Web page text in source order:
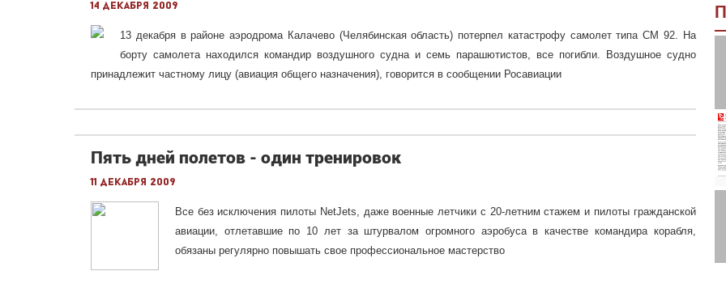
14 декабря 2009
13 декабря в районе аэродрома Калачево (Челябинская область) потерпел катастрофу самолет типа СМ 92. На
борту самолета находился командир воздушного судна и семь парашютистов, все погибли. Воздушное судно
принадлежит частному лицу (авиация общего назначения), говорится в сообщении Росавиации
Пять дней полетов - один тренировок
11 декабря 2009
Все без исключения пилоты NetJets, даже военные летчики с 20-летним стажем и пилоты гражданской
авиации, отлетавшие по 10 лет за штурвалом огромного аэробуса в качестве командира корабля,
обязаны регулярно повышать свое профессиональное мастерство